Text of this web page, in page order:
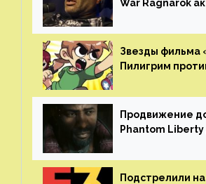
War Ragnarok
игроков
консольные
Звезды фильма
Пилигрим
аниме от Netflix
Продвижение
Phantom Liberty
июне
Подстрелили на